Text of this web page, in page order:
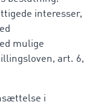
interesser,
mulige
art. 6,
i